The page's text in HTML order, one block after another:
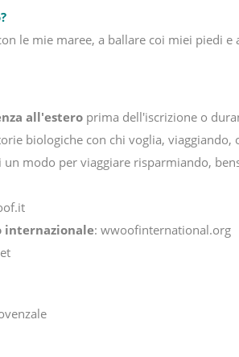
le mie maree, a ballare coi miei piedi e
all'estero prima dell'iscrizione o
biologiche con chi voglia,
modo per viaggiare risparmiando,
internazionale: wwoofinternational.org